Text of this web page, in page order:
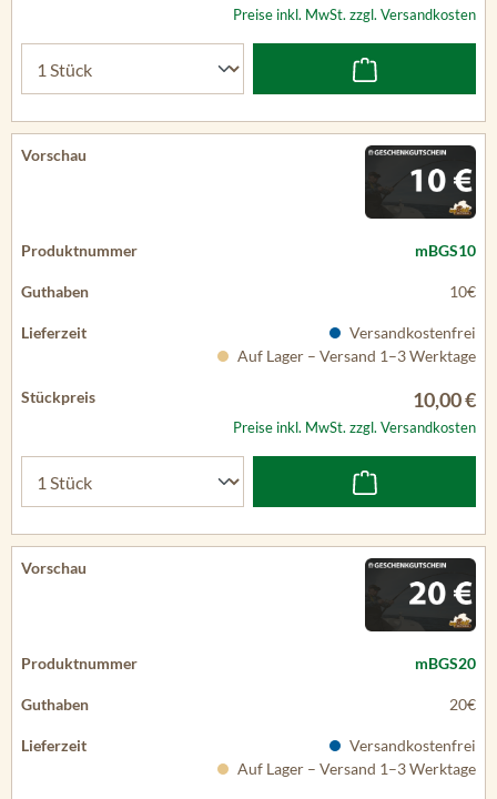
Preise inkl. MwSt. zzgl. Versandkosten
mBGS10
10€
Versandkostenfrei
Auf Lager – Versand 1–3 Werktage
10,00 €
Preise inkl. MwSt. zzgl. Versandkosten
mBGS20
20€
Versandkostenfrei
Auf Lager – Versand 1–3 Werktage